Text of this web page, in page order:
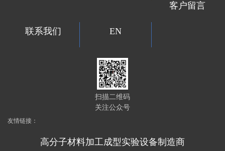
客户留言
联系我们 EN
扫描二维码
关注公众号
友情链接：
高分子材料加工成型实验设备制造商